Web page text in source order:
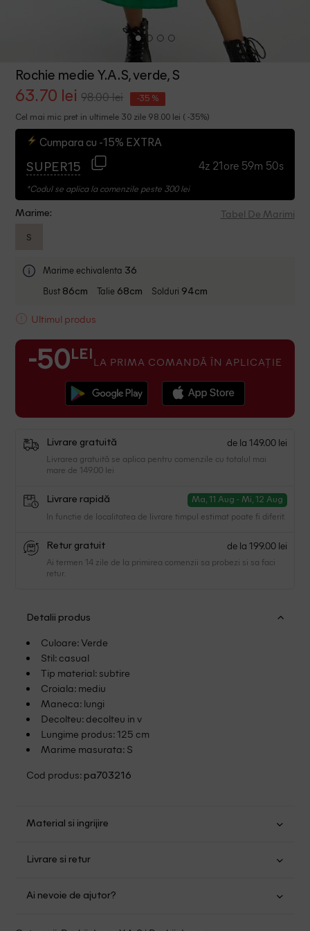
Rochie medie Y.A.S, verde, S
63.70 lei 98.00 lei -35 %
Cel mai mic pret in ultimele 30 zile 98.00 lei ( -35%)
Cumpara cu -15% EXTRA
SUPER15 4z 21ore 59m 50s
*Codul se aplica la comenzile peste 300 lei
Marime: Tabel De Marimi
S
Marime echivalenta 36
Bust 86cm Talie 68cm Solduri 94cm
Ultimul produs
-50 LEI LA PRIMA COMANDĂ ÎN APLICAȚIE
Livrare gratuită de la 149.00 lei
Livrarea gratuită se aplica pentru comenzile cu totalul mai
mare de 149.00 lei
Livrare rapidă Ma, 11 Aug - Mi, 12 Aug
In functie de localitatea de livrare timpul estimat poate fi diferit.
Retur gratuit de la 199.00 lei
Ai termen 14 zile de la primirea comenzii sa probezi si sa faci
retur.
Detalii produs
Culoare: Verde
Stil: casual
Tip material: subtire
Croiala: mediu
Maneca: lungi
Decolteu: decolteu in v
Lungime produs: 125 cm
Marime masurata: S
Cod produs: pa703216
Material si ingrijire
Nu folositi inalbitor
Uscare normala, prin centrifugare
Livrare si retur
mare de 149.00 lei.
Ai nevoie de ajutor?